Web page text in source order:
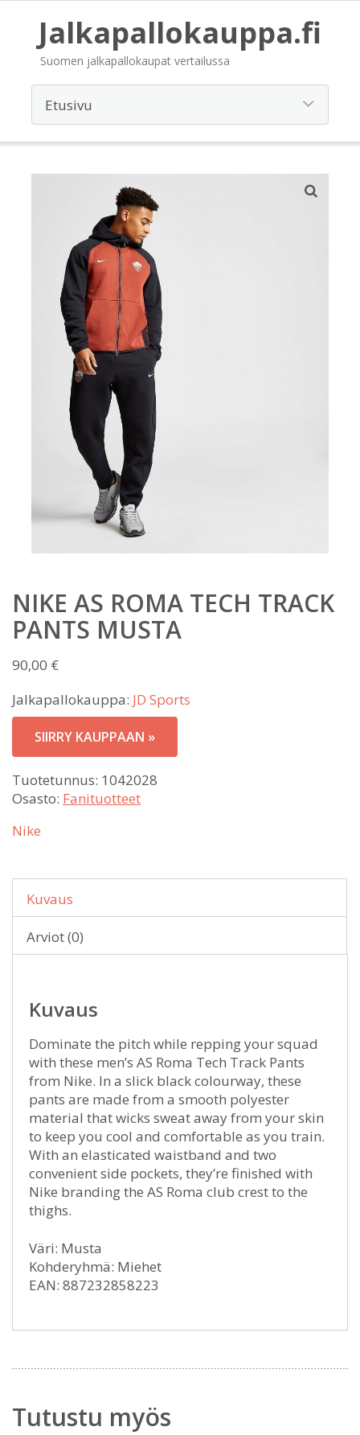
Jalkapallokauppa.fi
Suomen jalkapallokaupat vertailussa
NIKE AS ROMA TECH TRACK
PANTS MUSTA
90,00 €
Jalkapallokauppa: JD Sports
SIIRRY KAUPPAAN »
Tuotetunnus: 1042028
Osasto: Fanituotteet
Nike
Kuvaus
Arviot (0)
Kuvaus
Dominate the pitch while repping your squad
with these men’s AS Roma Tech Track Pants
from Nike. In a slick black colourway, these
pants are made from a smooth polyester
material that wicks sweat away from your skin
to keep you cool and comfortable as you train.
With an elasticated waistband and two
convenient side pockets, they’re finished with
Nike branding the AS Roma club crest to the
thighs.
Väri: Musta
Kohderyhmä: Miehet
EAN: 887232858223
Tutustu myös